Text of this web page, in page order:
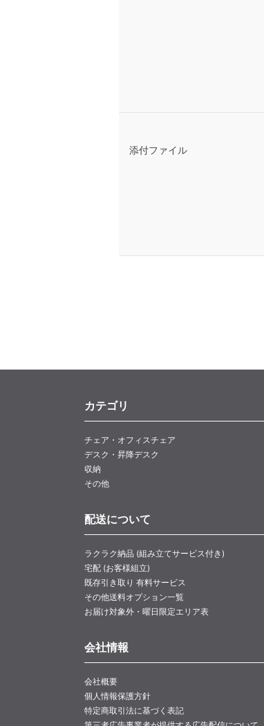
添付ファイル
カテゴリ
チェア・オフィスチェア
デスク・昇降デスク
収納
その他
配送について
ラクラク納品 (組み立てサービス付き)
宅配 (お客様組立)
既存引き取り 有料サービス
その他送料オプション一覧
お届け対象外・曜日限定エリア表
会社情報
会社概要
個人情報保護方針
特定商取引法に基づく表記